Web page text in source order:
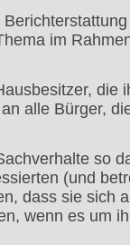
im
die
alle Bürger,
so
(und
dass sie sich
wenn es um